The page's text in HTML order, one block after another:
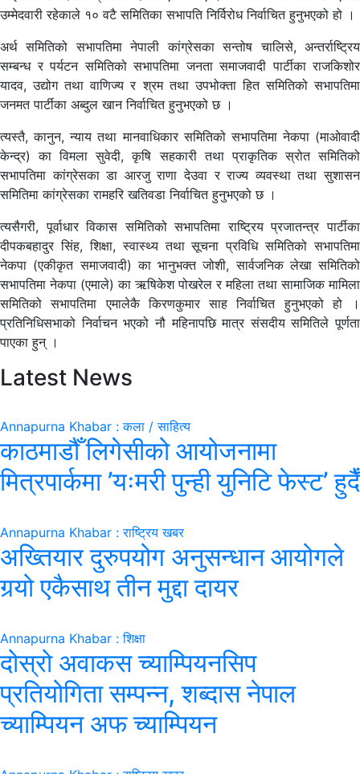
उम्मेदवारी रहेकाले १० वटै समितिका सभापति निर्विरोध निर्वाचित हुनुभएको हो ।
अर्थ समितिको सभापतिमा नेपाली कांग्रेसका सन्तोष चालिसे, अन्तर्राष्ट्रिय
सम्बन्ध र पर्यटन समितिको सभापतिमा जनता समाजवादी पार्टीका राजकिशोर
यादव, उद्योग तथा वाणिज्य र श्रम तथा उपभोक्ता हित समितिको सभापतिमा
जनमत पार्टीका अब्दुल खान निर्वाचित हुनुभएको छ ।
त्यस्तै, कानुन, न्याय तथा मानवाधिकार समितिको सभापतिमा नेकपा (माओवादी
केन्द्र) का विमला सुवेदी, कृषि सहकारी तथा प्राकृतिक स्रोत समितिको
सभापतिमा कांग्रेसका डा आरजु राणा देउवा र राज्य व्यवस्था तथा सुशासन
समितिमा कांग्रेसका रामहरि खतिवडा निर्वाचित हुनुभएको छ ।
त्यसैगरी, पूर्वाधार विकास समितिको सभापतिमा राष्ट्रिय प्रजातन्त्र पार्टीका
दीपकबहादुर सिंह, शिक्षा, स्वास्थ्य तथा सूचना प्रविधि समितिको सभापतिमा
नेकपा (एकीकृत समाजवादी) का भानुभक्त जोशी, सार्वजनिक लेखा समितिको
सभापतिमा नेकपा (एमाले) का ऋषिकेश पोखरेल र महिला तथा सामाजिक मामिला
समितिको सभापतिमा एमालेकै किरणकुमार साह निर्वाचित हुनुभएको हो ।
प्रतिनिधिसभाको निर्वाचन भएको नौ महिनापछि मात्र संसदीय समितिले पूर्णता
पाएका हुन् ।
Latest News
Annapurna Khabar : कला / साहित्य
काठमाडौँ लिगेसीको आयोजनामा
मित्रपार्कमा ’यःमरी पुन्ही युनिटि फेस्ट’ हुदैँ
Annapurna Khabar : राष्ट्रिय खबर
अख्तियार दुरुपयोग अनुसन्धान आयोगले
गर्‍यो एकैसाथ तीन मुद्दा दायर
Annapurna Khabar : शिक्षा
दोस्रो अवाकस च्याम्पियनसिप
प्रतियोगिता सम्पन्न, शब्दास नेपाल
च्याम्पियन अफ च्याम्पियन